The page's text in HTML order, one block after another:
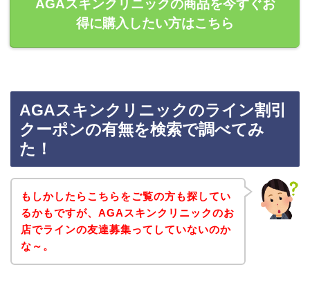
AGAスキンクリニックの商品を今すぐお
得に購入したい方はこちら
AGAスキンクリニックのライン割引
クーポンの有無を検索で調べてみ
た！
もしかしたらこちらをご覧の方も探してい
るかもですが、AGAスキンクリニックのお
店でラインの友達募集ってしていないのか
な～。